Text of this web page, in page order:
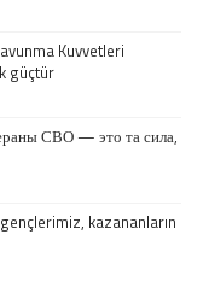
Kuvvetleri
güçtür
СВО — это та сила,
kazananların